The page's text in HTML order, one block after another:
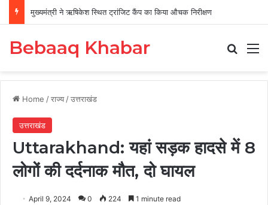
मुख्यमंत्री ने ऋषिकेश स्थित ट्रांजिट कैंप का किया औचक निरीक्षण
Bebaaq Khabar
Home /राज्य /उत्तराखंड
उत्तराखंड
Uttarakhand: यहां सड़क हादसे में 8
लोगों की दर्दनाक मौत, दो घायल
April 9, 2024 0 224 1 minute read